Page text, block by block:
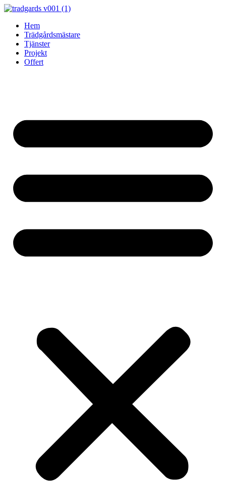
Skip
contentHem
Trädgårdsmästare
Tjänster
Projekt
Offert